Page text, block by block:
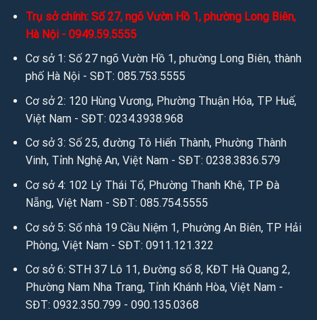
Facebook:facebook.com/salevip1102
Website: https://anhvaigiada.vn/https://anhvaigiada.com.
vn
/anhvaigiada.com/anhvaigiada.net/anhsimili.com /an
hsimili.vn/anhsimili.com.vn/sofaanh.vn
3. Kết nối miễn phí để tìm hiểu sâu hơn qua Email:
sales.anhvaigiada@gmail.com
mail.com/ nhandisc@yahoo.com
Nguồn: Ánh vải giả da
Người đưa tin: Mr Kim Cương
Trụ sở chính: Số 27, ngõ Vườn Hồ 1, phường Long Biên,
Hà Nội - 0949.59.5555
Cơ sở 1: Số 27 ngõ Vườn Hồ 1, phường Long Biên, thành
phố Hà Nội - SĐT: 085.753.5555
Cơ sở 2: 120 Hùng Vương, Phường Thuận Hóa, TP Huế,
Việt Nam - SĐT: 0234.3938.968
Cơ sở 3: Số 25, đường Tô Hiến Thành, Phường Thành
Vinh, Tỉnh Nghệ An, Việt Nam - SĐT: 0238.3836.579
Cơ sở 4: 102 Lý Thái Tổ, Phường Thanh Khê, TP Đà
Nẵng, Việt Nam - SĐT: 085.754.5555
Cơ sở 5: Số nhà 19 Cầu Niệm 1, Phường An Biên, TP Hải
Phòng, Việt Nam - SĐT: 0911.121.322
Cơ sở 6: STH 37 Lô 11, Đường số 8, KĐT Hà Quang 2,
Phường Nam Nha Trang, Tỉnh Khánh Hòa, Việt Nam -
SĐT: 0932.350.799 - 090.135.0368